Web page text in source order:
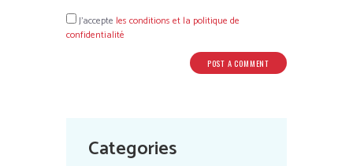
J’accepte les conditions et la politique de
confidentialité
Categories